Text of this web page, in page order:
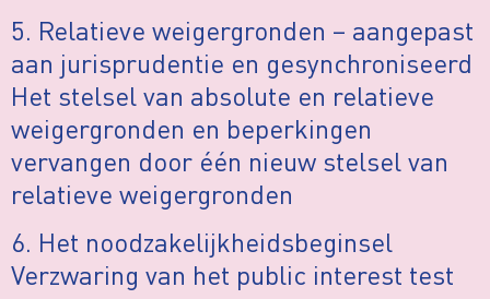
5. Relatieve weigergronden – aangepast
aan jurisprudentie en gesynchroniseerd
Het stelsel van absolute en relatieve
weigergronden en beperkingen
vervangen door één nieuw stelsel van
relatieve weigergronden
6. Het noodzakelijkheidsbeginsel
Verzwaring van het public interest test